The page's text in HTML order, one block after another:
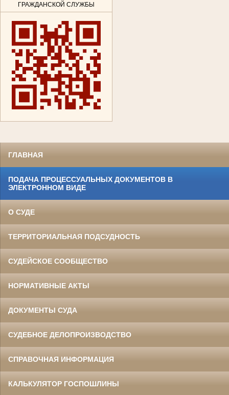
ГРАЖДАНСКОЙ СЛУЖБЫ
ГЛАВНАЯ
ПОДАЧА ПРОЦЕССУАЛЬНЫХ ДОКУМЕНТОВ В
ЭЛЕКТРОННОМ ВИДЕ
О СУДЕ
ТЕРРИТОРИАЛЬНАЯ ПОДСУДНОСТЬ
СУДЕЙСКОЕ СООБЩЕСТВО
НОРМАТИВНЫЕ АКТЫ
ДОКУМЕНТЫ СУДА
СУДЕБНОЕ ДЕЛОПРОИЗВОДСТВО
СПРАВОЧНАЯ ИНФОРМАЦИЯ
КАЛЬКУЛЯТОР ГОСПОШЛИНЫ